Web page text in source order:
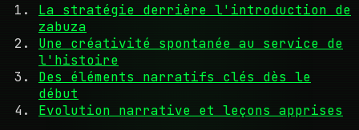
La stratégie derrière l'introduction de
zabuza
Une créativité spontanée au service de
l'histoire
Des éléments narratifs clés dès le
début
Evolution narrative et leçons apprises